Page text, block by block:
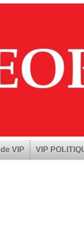
VIP VIP